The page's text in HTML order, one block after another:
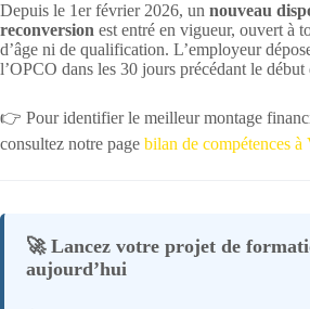
Depuis le 1er février 2026, un nouveau
reconversion est entré en vigueur, ouvert à
d’âge ni de qualification. L’employeur
l’OPCO dans les 30 jours précédant le
👉 Pour identifier le meilleur montage
consultez notre page bilan de compétences à
🚀 Lancez votre projet de
aujourd’hui